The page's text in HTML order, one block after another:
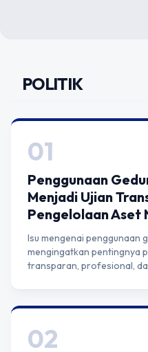
POLITIK
01
Penggunaan
Menjadi Ujian
Pengelolaan Aset
Isu mengenai penggunaan
mengingatkan pentingnya
transparan, profesional,
02